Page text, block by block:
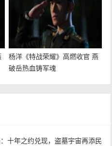
杨洋《特战荣耀》高燃收官 燕
破岳热血铸军魂
十年之约兑现，盗墓宇宙再添民